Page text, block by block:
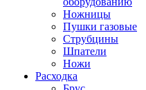
Ножницы
Пушки газовые
Струбцины
Шпатели
Ножи
Расходка